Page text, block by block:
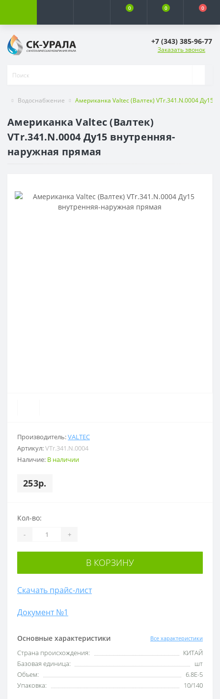
0 0 0
+7 (343) 385-96-77
Заказать звонок
Водоснабжение Американка Valtec (Валтек) VTr.341.N.0004 Ду15
Американка Valtec (Валтек)
VTr.341.N.0004 Ду15 внутренняя-
наружная прямая
Производитель:VALTEC
Артикул:VTr.341.N.0004
Наличие: В наличии
253р.
Основные характеристики Все характеристики
Cтрана происхождения:
КИТАЙ
Базовая единица:
шт
Объем:
6.8E-5
Упаковка:
10/140
Кол-во:
- +
В КОРЗИНУ
Скачать прайс-лист
Документ №1